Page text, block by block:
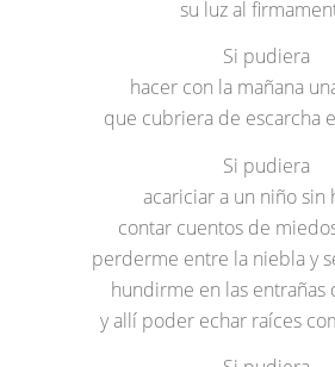
su luz al
Si pudiera
hacer con la mañana
que cubriera de escarcha
Si pudiera
acariciar a un niño sin
contar cuentos de
perderme entre la niebla y
hundirme en las entrañas
y allí poder echar raíces